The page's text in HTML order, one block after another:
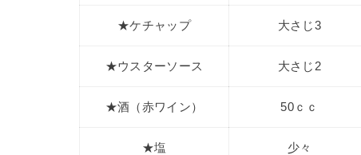
★ケチャップ 大さじ3
★ウスターソース 大さじ2
★酒（赤ワイン） 50ｃｃ
★塩 少々